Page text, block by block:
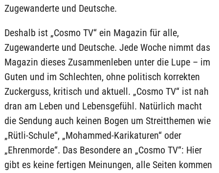
Zugewanderte und Deutsche.
Deshalb ist „Cosmo TV“ ein Magazin für alle,
Zugewanderte und Deutsche. Jede Woche nimmt das
Magazin dieses Zusammenleben unter die Lupe – im
Guten und im Schlechten, ohne politisch korrekten
Zuckerguss, kritisch und aktuell. „Cosmo TV“ ist nah
dran am Leben und Lebensgefühl. Natürlich macht
die Sendung auch keinen Bogen um Streitthemen wie
„Rütli-Schule“, „Mohammed-Karikaturen“ oder
„Ehrenmorde“. Das Besondere an „Cosmo TV“: Hier
gibt es keine fertigen Meinungen, alle Seiten kommen